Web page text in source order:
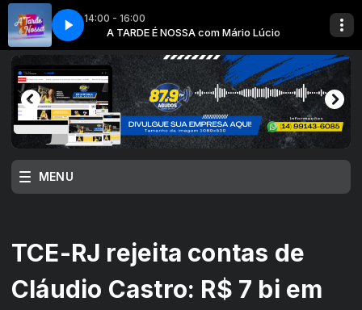
14:00 - 16:00
Lúcio A TARDE É NOSSA com Mário Lúcio
C꠆ala (Ao Vivo) Cleiton E Camargo - Cꠑuer Voltar C꠆ala (Ao Vivo)
MENU
TCE-RJ rejeita contas de
Cláudio Castro: R$ 7 bi em